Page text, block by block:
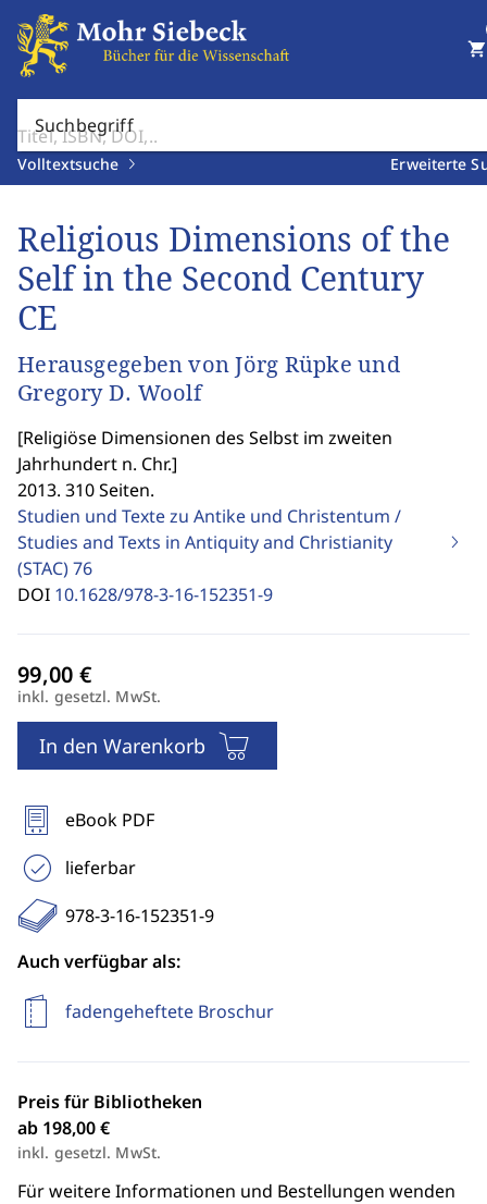
Suchbegriff
Volltextsuche Erweiterte
shopping_cart
Religious Dimensions of the
Self in the Second Century
CE
Herausgegeben von Jörg Rüpke und
Gregory D. Woolf
[Religiöse Dimensionen des Selbst im zweiten
Jahrhundert n. Chr.]
2013. 310 Seiten.
Studien und Texte zu Antike und Christentum /
Studies and Texts in Antiquity and Christianity
(STAC)76
DOI 10.1628/978-3-16-152351-9
inkl. gesetzl. MwSt.
In den Warenkorb
eBook PDF
lieferbar
978-3-16-152351-9
Auch verfügbar als:
fadengeheftete Broschur
Preis für Bibliotheken
ab 198,00 €
inkl. gesetzl. MwSt.
Für weitere Informationen und Bestellungen wenden